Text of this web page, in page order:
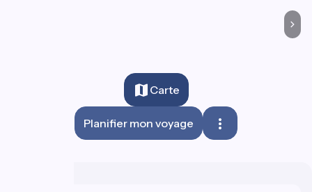
Carte
Planifier mon voyage